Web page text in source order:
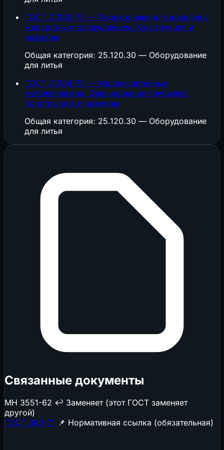
ГОСТ 21090-75 — Переходники для кокилей с
жидкостным охлаждением. Конструкция и
размеры
Общая категория: 25.120.30 — Оборудование
для литья
ГОСТ 21084-75 — Модели литейные
металлические. Фиксирование прибылей.
Конструкция и размеры
Общая категория: 25.120.30 — Оборудование
для литья
Связанные документы
МН 3551-62 ↩️ Заменяет (этот ГОСТ заменяет
другой)
ГОСТ 380-71 📌 Нормативная ссылка (обязательная)